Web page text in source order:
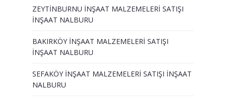
ZEYTİNBURNU İNŞAAT MALZEMELERİ SATIŞI
İNŞAAT NALBURU
BAKIRKÖY İNŞAAT MALZEMELERİ SATIŞI
İNŞAAT NALBURU
SEFAKÖY İNŞAAT MALZEMELERİ SATIŞI İNŞAAT
NALBURU